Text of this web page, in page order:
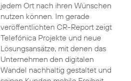
jedem Ort nach ihren Wünschen
nutzen können. Im gerade
veröffentlichten CR-Report zeigt
Telefónica Projekte und neue
Lösungsansätze, mit denen das
Unternehmen den digitalen
Wandel nachhaltig gestaltet und